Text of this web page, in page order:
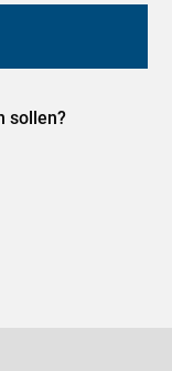
sollen?